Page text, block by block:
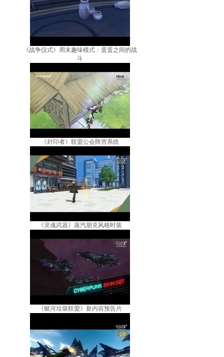
《战争仪式》周末趣味模式：蛋蛋之间的战
斗
《封印者》联盟公会阵营系统
《灵魂武器》蒸汽朋克风格时装
《银河垃圾联盟》新内容预告片